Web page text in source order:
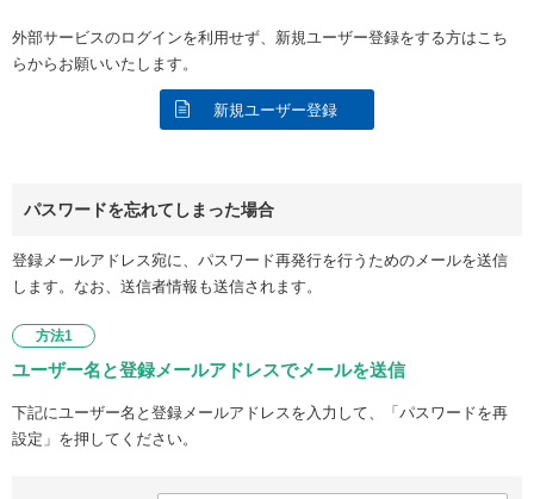
外部サービスのログインを利用せず、新規ユーザー登録をする方はこち
らからお願いいたします。
新規ユーザー登録
パスワードを忘れてしまった場合
登録メールアドレス宛に、パスワード再発行を行うためのメールを送信
します。なお、送信者情報も送信されます。
方法1
ユーザー名と登録メールアドレスでメールを送信
下記にユーザー名と登録メールアドレスを入力して、「パスワードを再
設定」を押してください。